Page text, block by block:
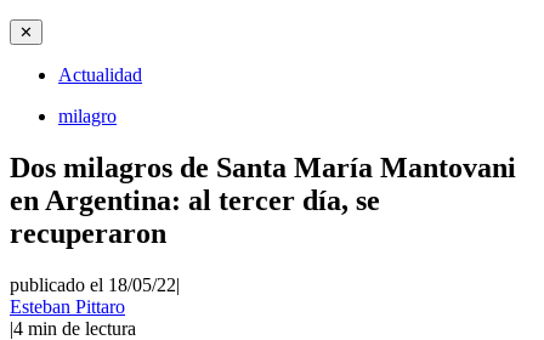
✕
Actualidad
milagro
Dos milagros de Santa María Mantovani
en Argentina: al tercer día, se
recuperaron
publicado el 18/05/22|
Esteban Pittaro
|4 min de lectura